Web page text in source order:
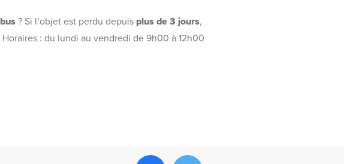
bus ? Si l’objet est perdu depuis plus de 3 jours,
Horaires : du lundi au vendredi de 9h00 à 12h00